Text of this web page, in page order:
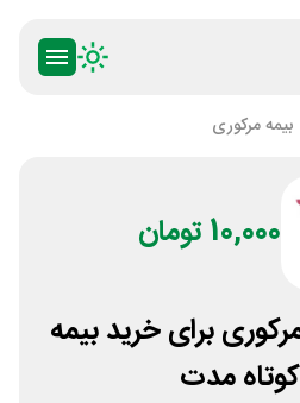
بیمه مركوری
10,000 تومان
برای خرید بیمه
مدت